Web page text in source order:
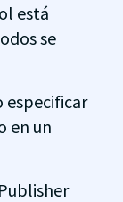
está
se
especificar
en un